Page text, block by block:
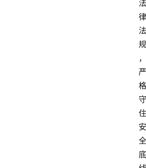
法
律
法
规
，
严
格
守
住
安
全
底